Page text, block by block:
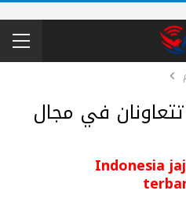
في مجال
Indonesia